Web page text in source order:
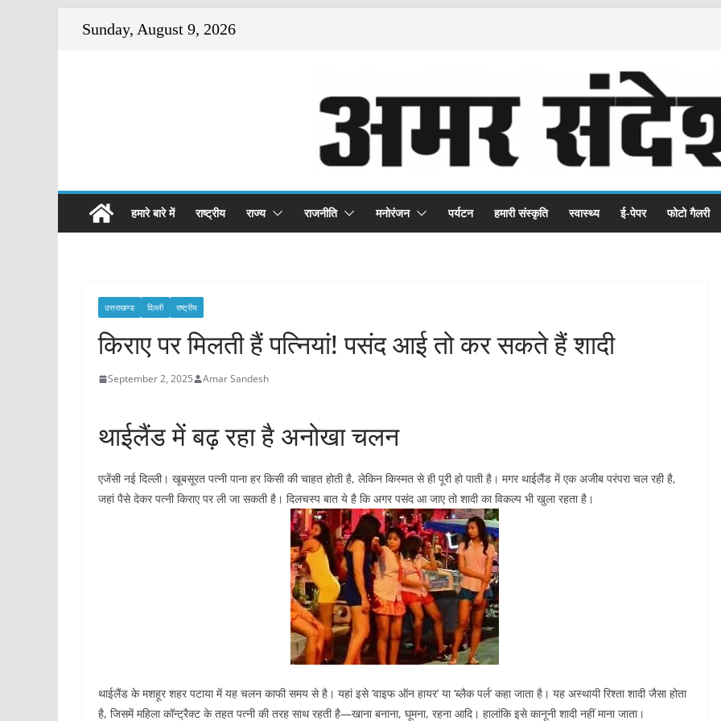
Sunday, August 9, 2026
हमारे बारे में राष्ट्रीय राज्य राजनीति मनोरंजन पर्यटन हमारी संस्कृति स्वास्थ्य ई-पेपर फोटो गैलरी
उत्तराखण्ड दिल्ली राष्ट्रीय
किराए पर मिलती हैं पत्नियां! पसंद आई तो कर सकते हैं शादी
September 2, 2025 Amar Sandesh
थाईलैंड में बढ़ रहा है अनोखा चलन
एजेंसी नई दिल्ली। खूबसूरत पत्नी पाना हर किसी की चाहत होती है, लेकिन किस्मत से ही पूरी हो पाती है। मगर थाईलैंड में एक अजीब परंपरा चल रही है,
जहां पैसे देकर पत्नी किराए पर ली जा सकती है। दिलचस्प बात ये है कि अगर पसंद आ जाए तो शादी का विकल्प भी खुला रहता है।
थाईलैंड के मशहूर शहर पटाया में यह चलन काफी समय से है। यहां इसे ‘वाइफ ऑन हायर’ या ‘ब्लैक पर्ल’ कहा जाता है। यह अस्थायी रिश्ता शादी जैसा होता
है, जिसमें महिला कॉन्ट्रैक्ट के तहत पत्नी की तरह साथ रहती है—खाना बनाना, घूमना, रहना आदि। हालांकि इसे कानूनी शादी नहीं माना जाता।